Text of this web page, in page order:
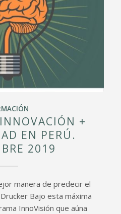
+
EN PERÚ.
2019
de predecir el
Bajo esta máxima
InnoVisión que aúna